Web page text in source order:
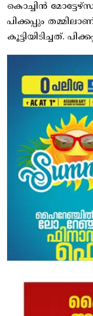
കൊച്ചിൻ
പിക്കപ്പും
കൂട്ടിയിടിച്ചത്.